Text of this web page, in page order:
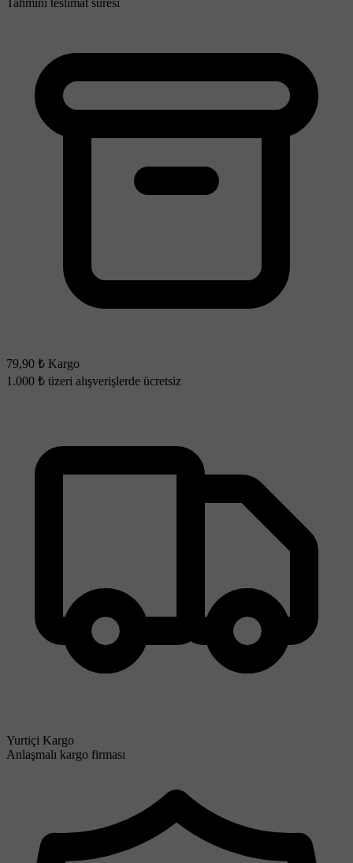
79,90 ₺ Kargo
1.000 ₺ üzeri alışverişlerde ücretsiz
Yurtiçi Kargo
Anlaşmalı kargo firması